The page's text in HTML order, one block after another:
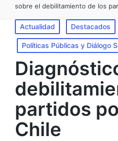
sobre el debilitamiento de los
Actualidad Destacados
Políticas Públicas y Diálogo
partidos
Chile